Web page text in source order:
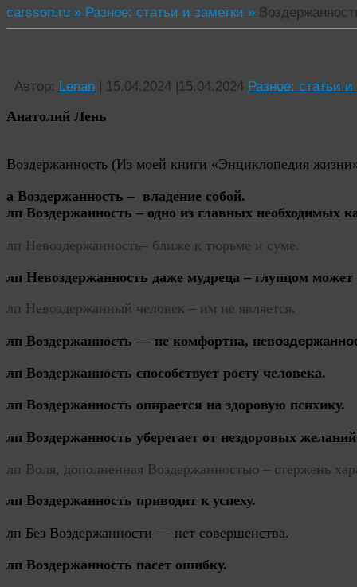
carsson.ru » Разное: статьи и заметки »
Автор: Lenan | 15.04.2024 |15.04.2024 Разное: статьи и
Анатолий Лень
Воздержанность (Из моей книги «Энциклопедия
а Воздержанность – владение собой.
лп Воздержанность – одно из главных необходимых
лп Невоздержанность– ближе к тюрьме и суме.
лп Невоздержанность даже мудреца – глупцом
лп Невоздержанный человек – им не является.
лп Воздержанность — не комфортна, нев
лп Воздержанность способствует росту человека.
лп Воздержанность опирается на здоровую психику.
лп Воздержанность уберегает от нездоровых
лп Воля, дополненная Воздержанностью – стержень
лп Воздержанность приводит к успеху.
лп Без Воздержанности — нет совершенства.
лп Воздержанность пасет ошибку.